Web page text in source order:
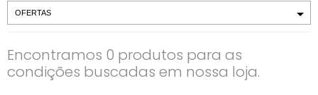
Encontramos 0 produtos para as
condições buscadas em nossa loja.